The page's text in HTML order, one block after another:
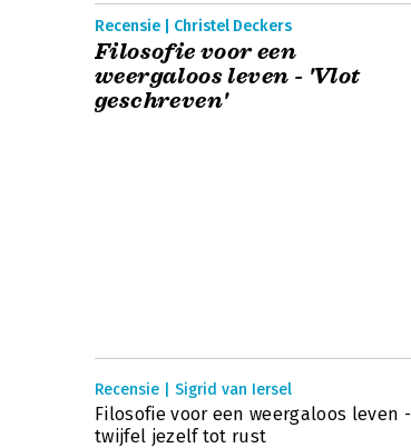
Recensie | Christel Deckers
Filosofie voor een
weergaloos leven - 'Vlot
geschreven'
Recensie | Sigrid van Iersel
Filosofie voor een weergaloos leven -
twijfel jezelf tot rust